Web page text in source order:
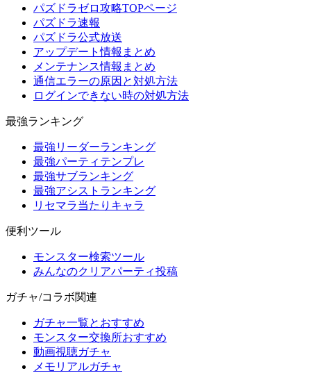
パズドラゼロ攻略TOPページ
パズドラ速報
パズドラ公式放送
アップデート情報まとめ
メンテナンス情報まとめ
通信エラーの原因と対処方法
ログインできない時の対処方法
最強ランキング
最強リーダーランキング
最強パーティテンプレ
最強サブランキング
最強アシストランキング
リセマラ当たりキャラ
便利ツール
モンスター検索ツール
みんなのクリアパーティ投稿
ガチャ/コラボ関連
ガチャ一覧とおすすめ
モンスター交換所おすすめ
動画視聴ガチャ
メモリアルガチャ